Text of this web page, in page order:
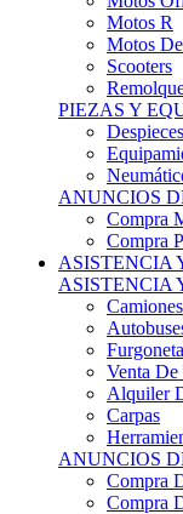
Motos R
Motos
Scooters
PIEZAS Y
Despieces
ANUNCIOS
Compra
Compra
ASISTENCIA
ASISTENCIA
Camiones
Venta De
Alquiler
Carpas
ANUNCIOS
Compra
Compra